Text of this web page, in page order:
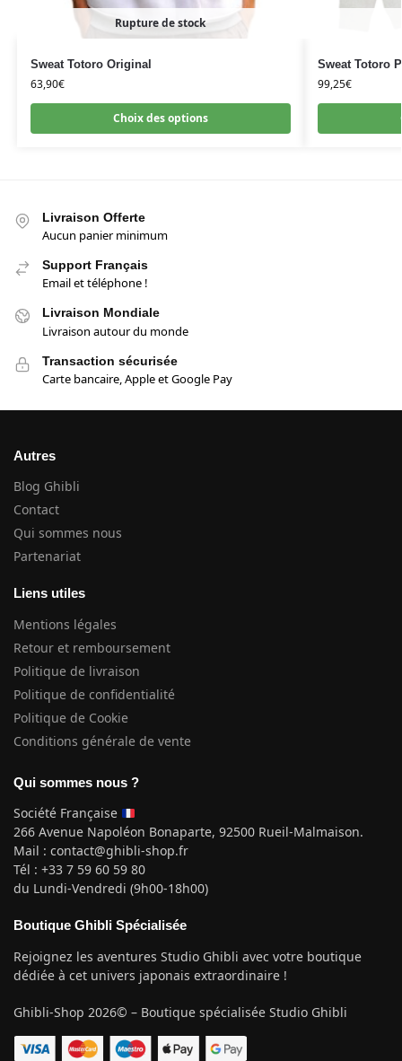
Rupture de stock
Sweat Totoro Original
63,90€
Choix des options
Sweat Totoro
99,25€
Livraison Offerte
Aucun panier minimum
Support Français
Email et téléphone !
Livraison Mondiale
Livraison autour du monde
Transaction sécurisée
Carte bancaire, Apple et Google Pay
Autres
Blog Ghibli
Contact
Qui sommes nous
Partenariat
Liens utiles
Mentions légales
Retour et remboursement
Politique de livraison
Politique de confidentialité
Politique de Cookie
Conditions générale de vente
Qui sommes nous ?
Société Française
266 Avenue Napoléon Bonaparte, 92500 Rueil-Malmaison.
Mail : contact@ghibli-shop.fr
Tél : +33 7 59 60 59 80
du Lundi-Vendredi (9h00-18h00)
Boutique Ghibli Spécialisée
Rejoignez les aventures Studio Ghibli avec votre boutique
dédiée à cet univers japonais extraordinaire !
Ghibli-Shop 2026© – Boutique spécialisée Studio Ghibli